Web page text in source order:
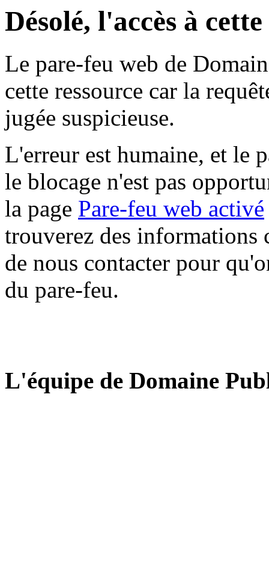
Désolé, l'accès à
Le pare-feu web de
cette ressource car la
jugée suspicieuse.
L'erreur est humaine, et le
le blocage n'est pas
la page Pare-feu web activé
trouverez des informations
de nous contacter pour
du pare-feu.
L'équipe de Domaine